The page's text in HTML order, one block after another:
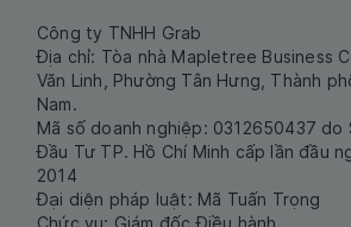
Công ty TNHH Grab
Địa chỉ: Tòa nhà Mapletree Business
Văn Linh, Phường Tân Hưng, Thành
Nam.
Mã số doanh nghiệp: 0312650437 do
Đầu Tư TP. Hồ Chí Minh cấp lần đầu
2014
Đại diện pháp luật: Mã Tuấn Trọng
Chức vụ: Giám đốc Điều hành